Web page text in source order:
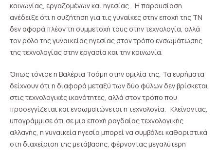
κοινωνίας, εργαζομένων και ηγεσίας. Η παρουσίαση
ανέδειξε ότι η συζήτηση για τις γυναίκες στην εποχή της ΤΝ
δεν αφορά πλέον τη συμμετοχή τους στην τεχνολογία, αλλά
τον ρόλο της γυναικείας ηγεσίας στον τρόπο ενσωμάτωσης
της τεχνολογίας στην εργασία και την κοινωνία.
Όπως τόνισε η Βαλέρια Τσάμη στην ομιλία της, Τα ευρήματα
δείχνουν ότι η διαφορά μεταξύ των δύο φύλων δεν βρίσκεται
στις τεχνολογικές ικανότητες, αλλά στον τρόπο που
προσεγγίζεται και ενσωματώνεται η τεχνολογία. Κλείνοντας,
υπογράμμισε ότι σε μια εποχή ραγδαίας τεχνολογικής
αλλαγής, η γυναικεία ηγεσία μπορεί να συμβάλει καθοριστικά
στη διαχείριση της μετάβασης, φέρνοντας μεγαλύτερη